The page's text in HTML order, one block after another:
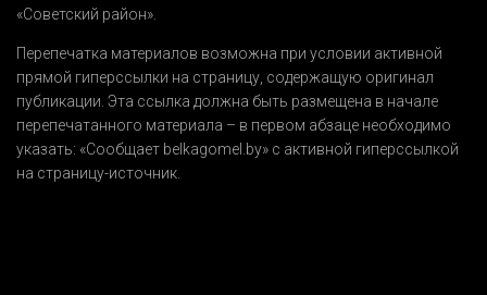
«Советский район».
Перепечатка материалов возможна при условии активной
прямой гиперссылки на страницу, содержащую оригинал
публикации. Эта ссылка должна быть размещена в начале
перепечатанного материала – в первом абзаце необходимо
указать: «Сообщает belkagomel.by» с активной гиперссылкой
на страницу-источник.